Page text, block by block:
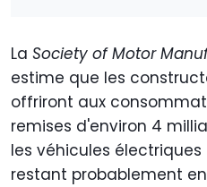
La Society of Motor
estime que les
offriront aux
remises d'environ 4
les véhicules
restant probablement